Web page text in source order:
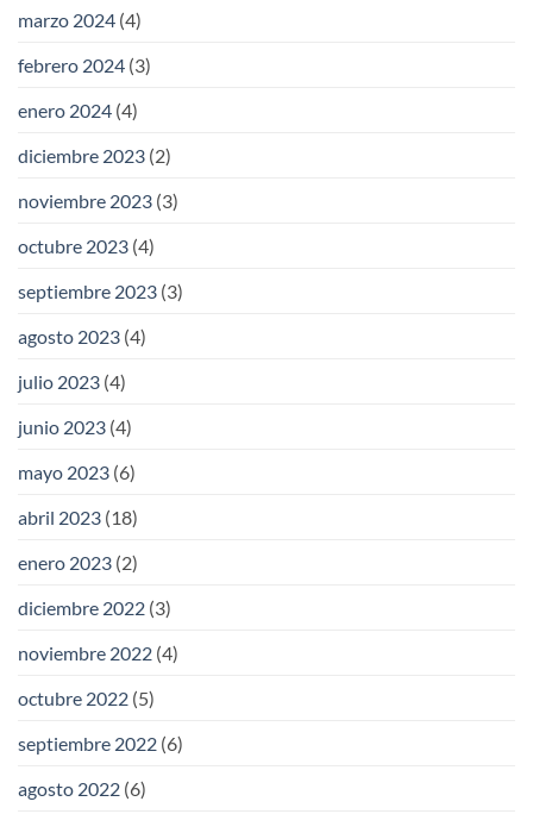
marzo 2024 (4)
febrero 2024 (3)
enero 2024 (4)
diciembre 2023 (2)
noviembre 2023 (3)
octubre 2023 (4)
septiembre 2023 (3)
agosto 2023 (4)
julio 2023 (4)
junio 2023 (4)
mayo 2023 (6)
abril 2023 (18)
enero 2023 (2)
diciembre 2022 (3)
noviembre 2022 (4)
octubre 2022 (5)
septiembre 2022 (6)
agosto 2022 (6)